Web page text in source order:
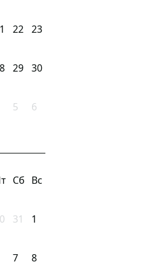
22 23
29 30
5 6
Сб Вс
31 1
7 8